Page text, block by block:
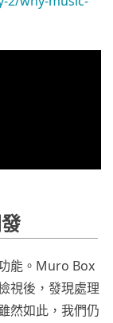
能。Muro Box
視後，發現處理
然如此，我們仍